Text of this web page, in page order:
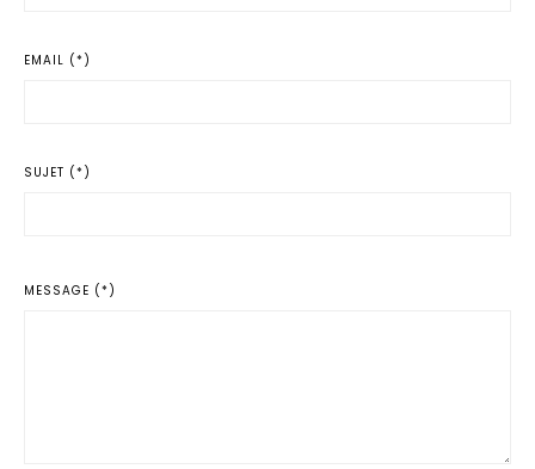
EMAIL (*)
SUJET (*)
MESSAGE (*)